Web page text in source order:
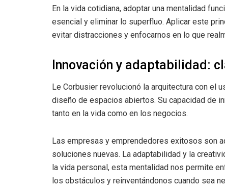
En la vida cotidiana, adoptar una mentalidad
esencial y eliminar lo superfluo. Aplicar este
evitar distracciones y enfocarnos en lo que
Innovación y adaptabilidad:
Le Corbusier revolucionó la arquitectura con el
diseño de espacios abiertos. Su capacidad de
tanto en la vida como en los negocios.
Las empresas y emprendedores exitosos son
soluciones nuevas. La adaptabilidad y la
la vida personal, esta mentalidad nos permite
los obstáculos y reinventándonos cuando sea